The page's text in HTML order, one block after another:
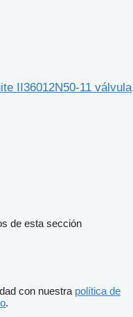
II36012N50-11 válvula
de esta sección
con nuestra política de
.